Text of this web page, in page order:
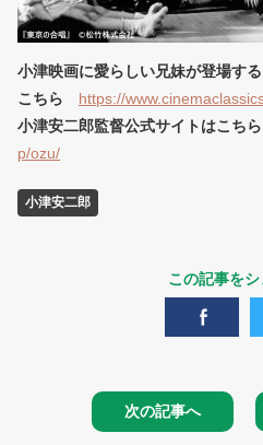
小津映画に愛らしい兄妹が登場す
こちら
https://
小津安二郎監督公式サイトはこち
p/ozu/
小津安二郎
この記事を
次の記事へ